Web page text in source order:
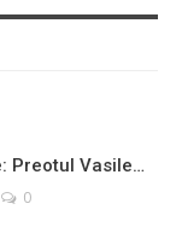
Preotul Vasile…
0